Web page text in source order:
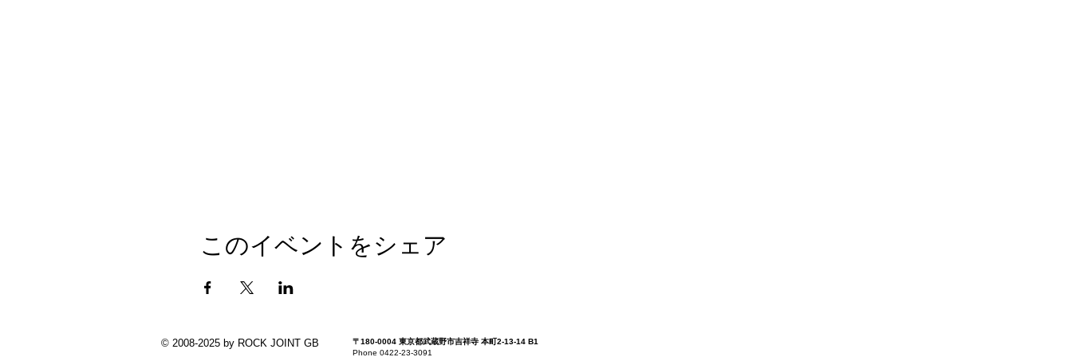
このイベントをシェア
© 2008-2025 by ROCK JOINT GB
〒180-0004 東京都武蔵野市吉祥寺 本町2-13-14 B1
Phone 0422-23-3091